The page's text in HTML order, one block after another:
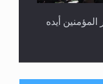
أيده